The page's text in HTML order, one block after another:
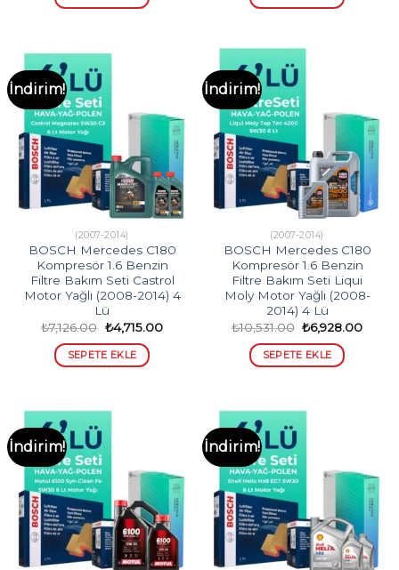
İndirim!
(2007-2014)
BOSCH Mercedes C180
Kompresör 1.6 Benzin
Filtre Bakım Seti Castrol
Motor Yağlı (2008-2014) 4
Lü
₺7,126.00 Orijinal
fiyat:
₺7,126.00.
₺4,715.00Şu
SEPETE EKLE
İndirim!
(2007-2014)
BOSCH Mercedes C180
Kompresör 1.6 Benzin
Filtre Bakım Seti Liqui
Moly Motor Yağlı (2008-
2014) 4 Lü
₺10,531.00 Orijinal
fiyat:
₺10,531.00.
₺6,928.00Şu
SEPETE EKLE
İndirim! İndirim!